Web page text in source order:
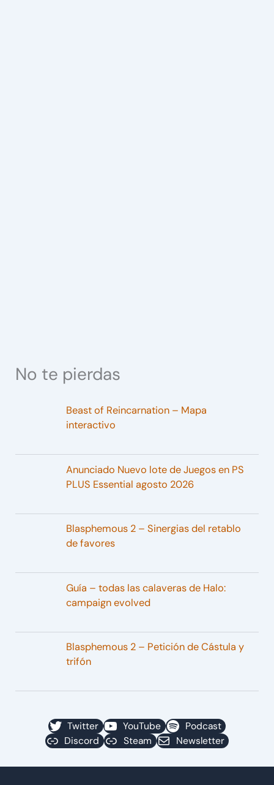
No te pierdas
Beast of Reincarnation – Mapa
interactivo
Anunciado Nuevo lote de Juegos en PS
PLUS Essential agosto 2026
Blasphemous 2 – Sinergias del retablo
de favores
Guía – todas las calaveras de Halo:
campaign evolved
Blasphemous 2 – Petición de Cástula y
trifón
Twitter YouTube
Podcast
Discord
Steam Newsletter